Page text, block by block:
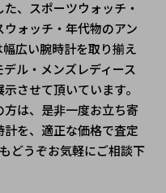
、スポーツウォッチ・
ォッチ・年代物のアン
広い腕時計を取り揃え
ル・メンズレディース
させて頂いています。
は、是非一度お立ち寄
を、適正な価格で査定
どうぞお気軽にご相談下